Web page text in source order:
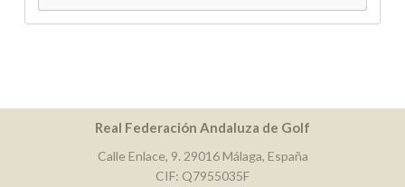
Real Federación Andaluza de Golf
Calle Enlace, 9. 29016 Málaga, España
CIF: Q7955035F